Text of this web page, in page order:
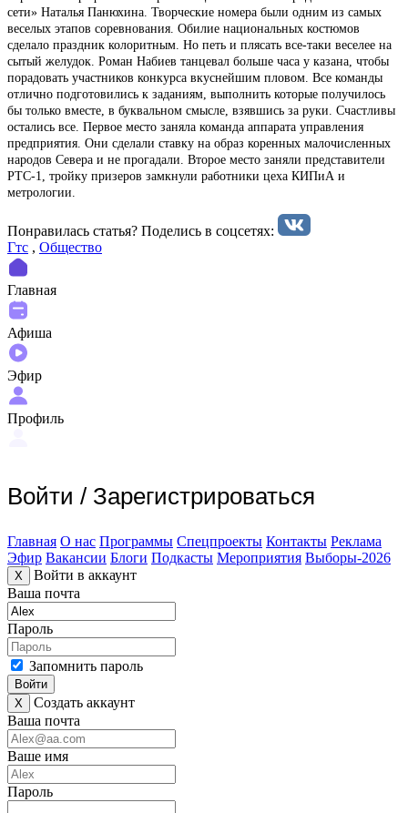
сети» Наталья Панюхина. Творческие номера были одним из самых
веселых этапов соревнования. Обилие национальных костюмов
сделало праздник колоритным. Но петь и плясать все-таки веселее на
сытый желудок. Роман Набиев танцевал больше часа у казана, чтобы
порадовать участников конкурса вкуснейшим пловом. Все команды
отлично подготовились к заданиям, выполнить которые получилось
бы только вместе, в буквальном смысле, взявшись за руки. Счастливы
остались все. Первое место заняла команда аппарата управления
предприятия. Они сделали ставку на образ коренных малочисленных
народов Севера и не прогадали. Второе место заняли представители
РТС-1, тройку призеров замкнули работники цеха КИПиА и
метрологии.
Понравилась статья? Поделиcь в соцсетях:
Гтс , Общество
Главная
Афиша
Эфир
Профиль
Войти / Зарегистрироваться
Главная О нас Программы Спецпроекты Контакты Реклама
Эфир Вакансии Блоги Подкасты Мероприятия Выборы-2026
X
Войти в аккаунт
Ваша почта
Пароль
Запомнить пароль
Войти
X
Создать аккаунт
Ваша почта
Ваше имя
Пароль